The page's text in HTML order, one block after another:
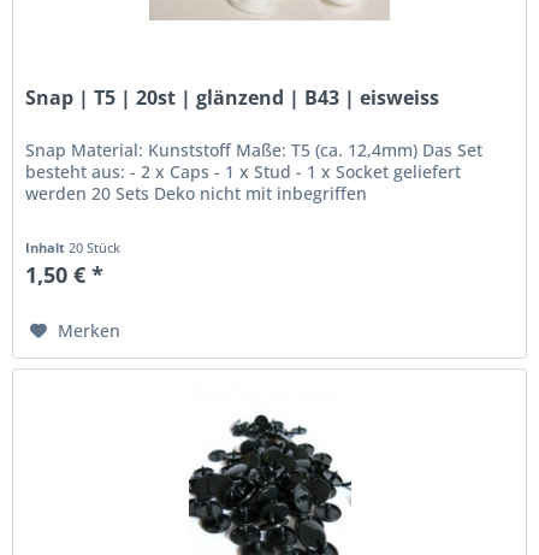
Snap | T5 | 20st | glänzend | B43 | eisweiss
Snap Material: Kunststoff Maße: T5 (ca. 12,4mm) Das Set
besteht aus: - 2 x Caps - 1 x Stud - 1 x Socket geliefert
werden 20 Sets Deko nicht mit inbegriffen
Inhalt 20 Stück
1,50 € *
Merken